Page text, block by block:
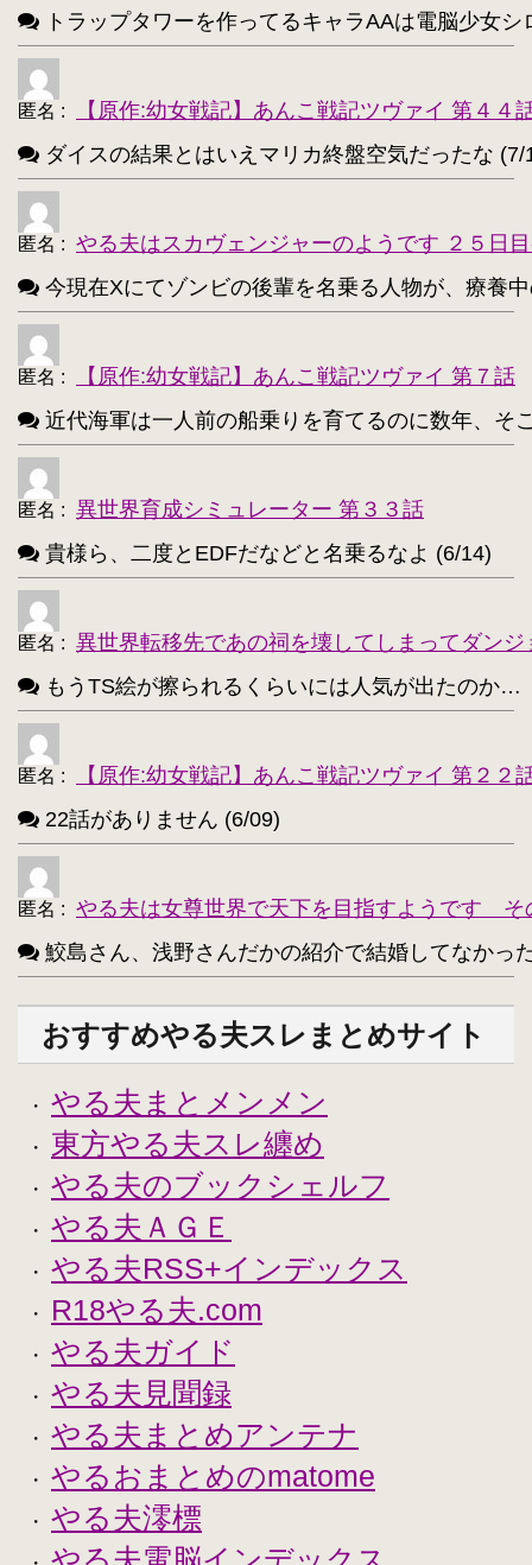
・ 響(艦これ)【197】 ・ 夜神月【196】
・ アティ(サモンナイト)【194】
・ 西住まほ【189】
・ サーニャ・V・リトヴャク【188】
・
・ 不知火(艦これ)【186】
・ めぐみん(このすば)【172】
・
・ 鹿目まどか【168】
トラップタワーを作ってるキャラAAは電脳少女シ
匿名 :
【原作:幼女戦記】あんこ戦記ツヴァイ 第４４
ダイスの結果とはいえマリカ終盤空気だったな (7/
匿名 : やる夫はスカヴェンジャーのようです ２５日
今現在Xにてゾンビの後輩を名乗る人物が、療養
匿名 :
【原作:幼女戦記】あんこ戦記ツヴァイ 第７話
近代海軍は一人前の船乗りを育てるのに数年、そ
匿名 : 異世界育成シミュレーター 第３３話
貴様ら、二度とEDFだなどと名乗るなよ (6/14)
匿名 : 異世界転移先であの祠を壊してしまってダン
もうTS絵が擦られるくらいには人気が出たのか…
匿名 :
【原作:幼女戦記】あんこ戦記ツヴァイ 第２２
22話がありません (6/09)
匿名 : やる夫は女尊世界で天下を目指すようです そ
鮫島さん、浅野さんだかの紹介で結婚してなかっ
おすすめやる夫スレまとめサイト
・ やる夫まとメンメン
・ 東方やる夫スレ纏め
・ やる夫のブックシェルフ
・ やる夫ＡＧＥ
・ やる夫RSS+インデックス
・ R18やる夫.com
・ やる夫ガイド
・ やる夫見聞録
・ やる夫まとめアンテナ
・ やるおまとめのmatome
・ やる夫澪標